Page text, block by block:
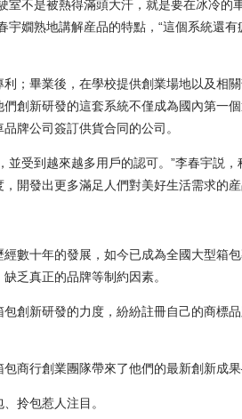
不是被熱得滿頭大汗，就是要在冰冷的
宇嫺熟地講解産品的特點，“這個系統還
畢業後，在學校提供創業場地以及相
創新研發的這套系統不僅成為國內第一
牌公司簽訂供貨合同的公司。
受到越來越多用戶的認可。”李春宇説，
開發出更多滿足人們對美好生活需求的産
十年的發展，如今已成為全國大型箱
乏真正的品牌等制約因素。
新研發的力度，紛紛註冊自己的商標
行創業團隊帶來了他們的最新創新成
拎包惹人注目。